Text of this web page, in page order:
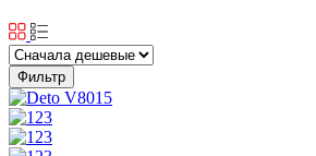
Фильтр